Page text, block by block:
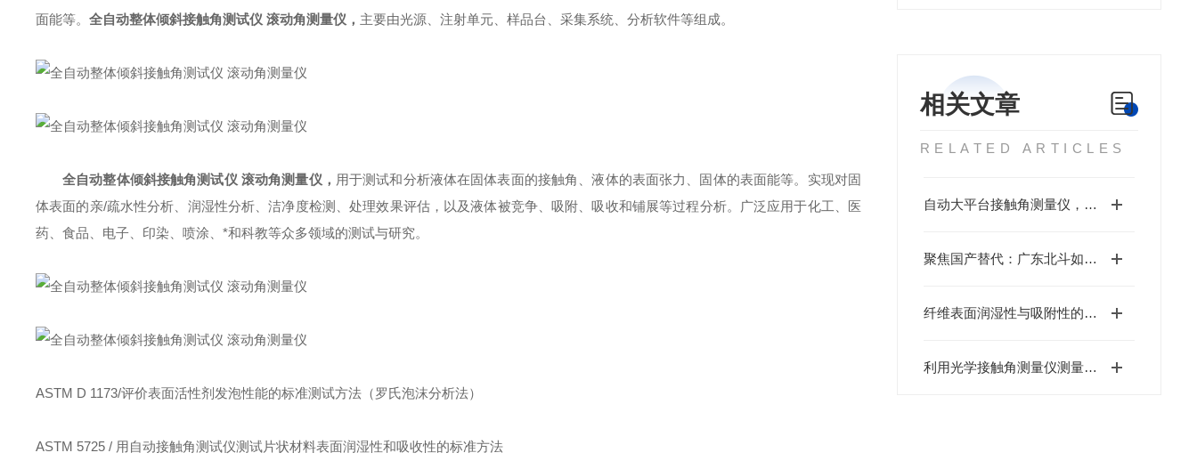
相关文章
RELATED ARTICLES
自动大平台接触角测量仪，助力材料表面性能检测
聚焦国产替代：广东北斗如何在精密仪器领域打破进口垄断？
纤维表面润湿性与吸附性的接触角测量分析
利用光学接触角测量仪测量动态接触角的方法有哪些?
面能等。 全自动整体倾斜接触角测试仪 滚动角测量仪 ， 主要由光源、注射单元、样品台、采集系统、分析软件等组成。
全自动整体倾斜接触角测试仪 滚动角测量仪 ， 用于测试和分析液体在固体表面的接触角、液体的表面张力、固体的表面能等。实现对固
体表面的亲/疏水性分析、润湿性分析、洁净度检测、处理效果评估，以及液体被竞争、吸附、吸收和铺展等过程分析。广泛应用于化工、医
药、食品、电子、印染、喷涂、*和科教等众多领域的测试与研究。
ASTM D 1173/评价表面活性剂发泡性能的标准测试方法（罗氏泡沫分析法）
ASTM 5725 / 用自动接触角测试仪测试片状材料表面润湿性和吸收性的标准方法